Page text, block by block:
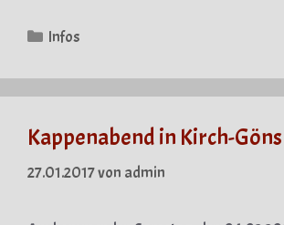
Kategorien
Infos
Kappenabend in Kirch-Göns
27.01.2017von admin